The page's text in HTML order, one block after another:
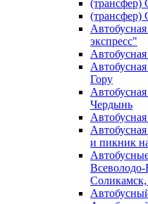
(трансфер)
(трансфер)
экспресс"
Гору
Чердынь
и пикник
Всеволодо-